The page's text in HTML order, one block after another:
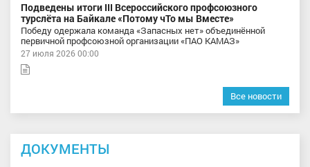
Подведены итоги III Всероссийского профсоюзного
турслёта на Байкале «Потому чТо мы Вместе»
Победу одержала команда «Запасных нет» объединённой
первичной профсоюзной организации «ПАО КАМАЗ»
27 июля 2026 00:00
Все новости
ДОКУМЕНТЫ